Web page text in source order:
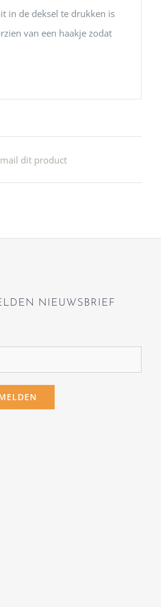
in de deksel te drukken is
van een haakje zodat
dit product
NIEUWSBRIEF